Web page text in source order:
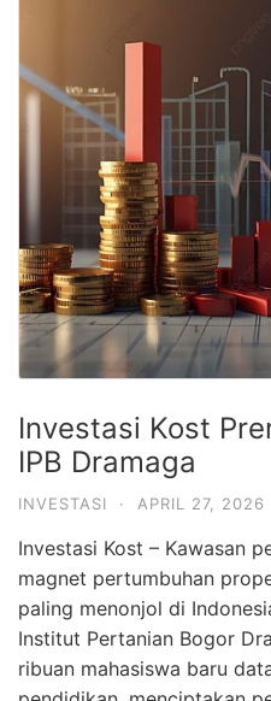
Investasi Kost
IPB Dramaga
INVESTASI · APRIL 27, 2026
Investasi Kost – Kawasan
magnet pertumbuhan
paling menonjol di
Institut Pertanian Bogor
ribuan mahasiswa baru